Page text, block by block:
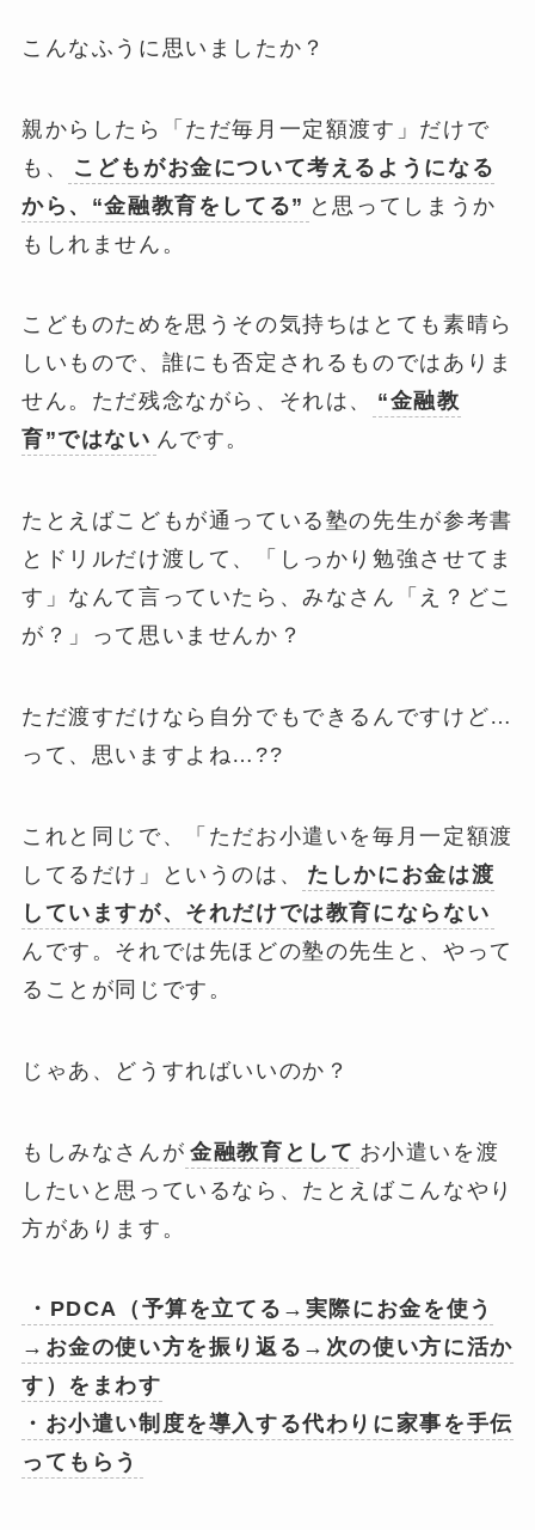
こんなふうに思いましたか？
親からしたら「ただ毎月一定額渡す」だけで
も、
こどもがお金について考えるようになる
から、“金融教育をしてる” と思ってしまうか
もしれません。
こどものためを思うその気持ちはとても素晴ら
しいもので、誰にも否定されるものではありま
せん。ただ残念ながら、それは、
“金融教
育”ではない んです。
たとえばこどもが通っている塾の先生が参考書
とドリルだけ渡して、「しっかり勉強させてま
す」なんて言っていたら、みなさん「え？どこ
が？」って思いませんか？
ただ渡すだけなら自分でもできるんですけど…
って、思いますよね…??
これと同じで、「ただお小遣いを毎月一定額渡
してるだけ」というのは、
たしかにお金は渡
していますが、それだけでは教育にならない
んです。それでは先ほどの塾の先生と、やって
ることが同じです。
じゃあ、どうすればいいのか？
もしみなさんが 金融教育として お小遣いを渡
したいと思っているなら、たとえばこんなやり
方があります。
・PDCA（予算を立てる→実際にお金を使う
→お金の使い方を振り返る→次の使い方に活か
す）をまわす
・お小遣い制度を導入する代わりに家事を手伝
ってもらう